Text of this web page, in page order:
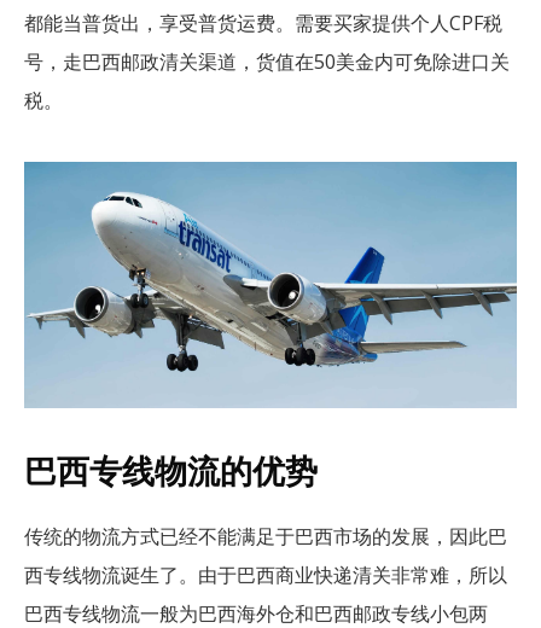
都能当普货出，享受普货运费。需要买家提供个人CPF税
号，走巴西邮政清关渠道，货值在50美金内可免除进口关
税。
巴西专线物流的优势
传统的物流方式已经不能满足于巴西市场的发展，因此巴
西专线物流诞生了。由于巴西商业快递清关非常难，所以
巴西专线物流一般为巴西海外仓和巴西邮政专线小包两